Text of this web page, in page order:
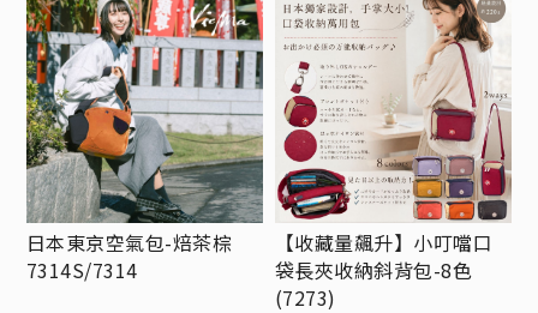
日本東京空氣包-焙茶棕
7314S/7314
【收藏量飆升】小叮噹口
袋長夾收納斜背包-8色
(7273)